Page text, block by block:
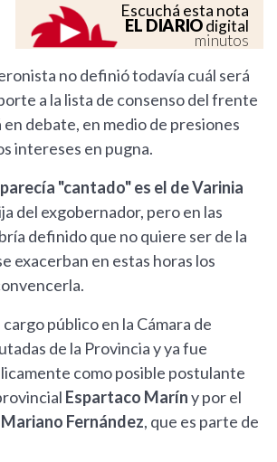
Escuchá esta nota
EL DIARIOdigital
minutos
no definió todavía cuál será
a la lista de consenso del frente
debate, en medio de presiones
intereses en pugna.
"cantado" es el de Varinia
del exgobernador, pero en las
definido que no quiere ser de la
exacerban en estas horas los
público en la Cámara de
de la Provincia y ya fue
como posible postulante
Espartaco Maríny por el
Mariano Fernández, que es parte de